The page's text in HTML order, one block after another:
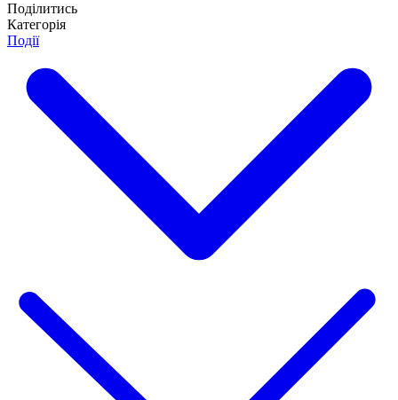
Поділитись
Категорія
Події